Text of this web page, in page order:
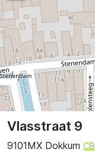
Vlasstraat 9
9101MX Dokkum